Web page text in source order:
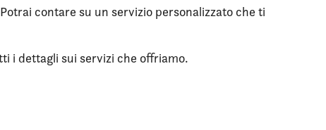
contare su un servizio personalizzato che ti
i dettagli sui servizi che offriamo.